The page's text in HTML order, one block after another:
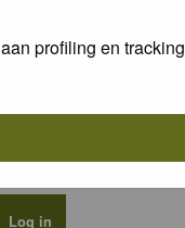
profiling en tracking
Remember me